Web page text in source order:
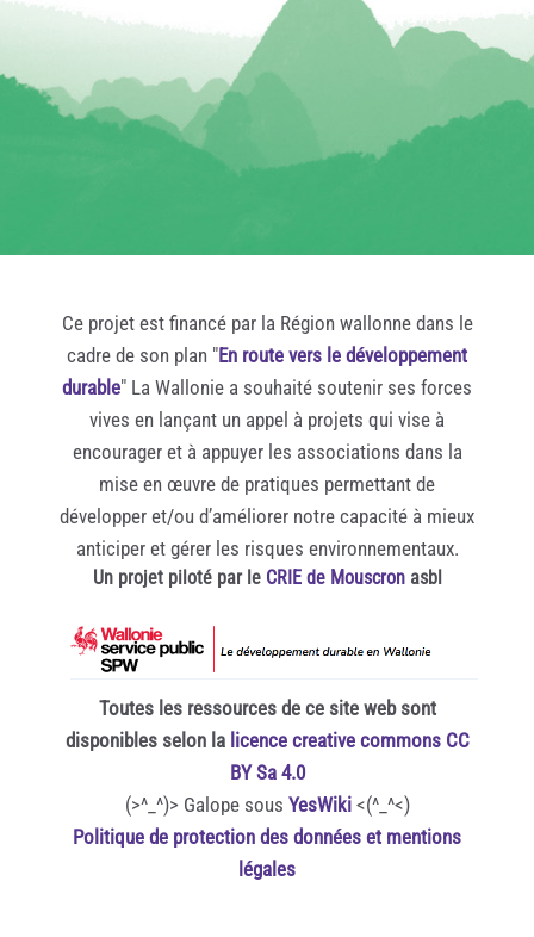
Ce projet est financé par la Région wallonne dans le
cadre de son plan "En route vers le développement
durable" La Wallonie a souhaité soutenir ses forces
vives en lançant un appel à projets qui vise à
encourager et à appuyer les associations dans la
mise en œuvre de pratiques permettant de
développer et/ou d’améliorer notre capacité à mieux
anticiper et gérer les risques environnementaux.
Un projet piloté par le CRIE de Mouscronasbl
Toutes les ressources de ce site web sont
disponibles selon la licence creative commons CC
BY Sa 4.0
(>^_^)> Galope sous YesWiki<(^_^<)
Politique de protection des données et mentions
légales